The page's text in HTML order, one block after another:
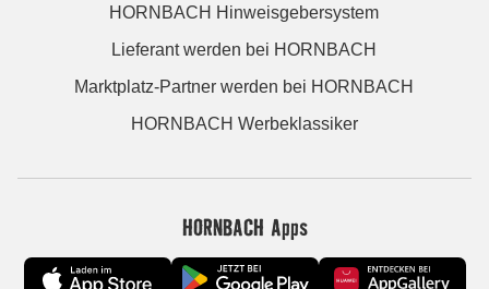
HORNBACH Hinweisgebersystem
Lieferant werden bei HORNBACH
Marktplatz-Partner werden bei HORNBACH
HORNBACH Werbeklassiker
HORNBACH Apps